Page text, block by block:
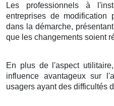
Les professionnels à
entreprises de modification
dans la démarche,
que les changements soient
En plus de l'aspect
influence avantageux sur
usagers ayant des difficultés